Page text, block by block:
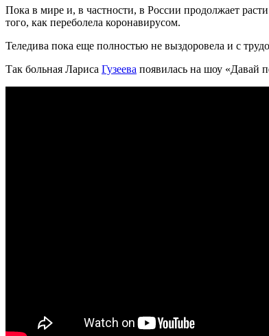
Пока в мире и, в частности, в России продолжает
того, как переболела коронавирусом.
Теледива пока еще полностью не выздоровела и с
Так больная Лариса Гузеева появилась на шоу «Давай